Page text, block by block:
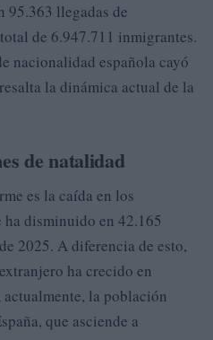
95.363 llegadas de
de 6.947.711 inmigrantes.
nacionalidad española cayó
la dinámica actual de la
de natalidad
es la caída en los
ha disminuido en 42.165
2025. A diferencia de esto,
ha crecido en
la población
que asciende a